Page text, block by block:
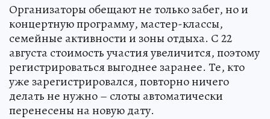
Организаторы обещают не только забег, но и
концертную программу, мастер-классы,
семейные активности и зоны отдыха. С 22
августа стоимость участия увеличится, поэтому
регистрироваться выгоднее заранее. Те, кто
уже зарегистрировался, повторно ничего
делать не нужно – слоты автоматически
перенесены на новую дату.